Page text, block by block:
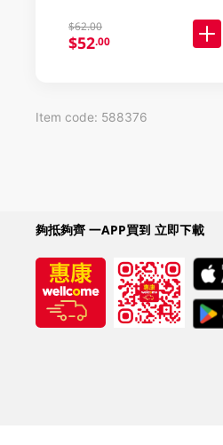
$62.00
$52.00
Item code: 588376
夠抵夠齊 一APP買到 立即下載